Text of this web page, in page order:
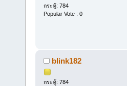
กระทู้: 784
Popular Vote : 0
blink182
กระทู้: 784